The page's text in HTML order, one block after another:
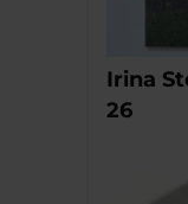
Irina
26